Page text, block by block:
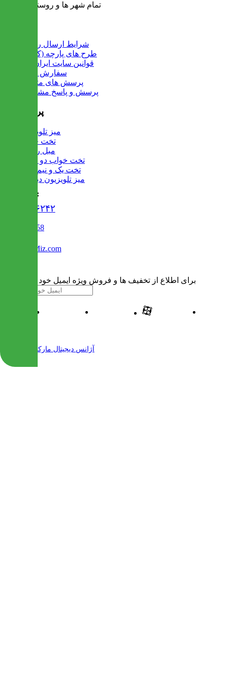
تمام شهر ها و روستاهای کشور
شرایط ارسال رایگان
طرح های پارچه (کالیته)
قوانین سایت ایران میز
سفارش عمده
پرسش های متداول
پرسش و پاسخ مشتریان
پرفروش ها
میز تلویزیون
تخت خواب
مبل راحتی
تخت خواب دو طبقه
تخت یک و نیم نفره
میز تلویزیون دیواری
تماس با ما :
۰۲۱۹۱۳۰۶۲۴۲
02122509458
Info@IranMiz.com
برای اطلاع از تخفیف ها و فروش ویژه ایمیل خود را وارد کنید
آژانس دیجیتال مارکتینگ مهرنت